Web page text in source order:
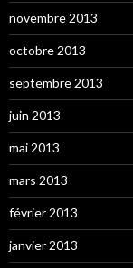
novembre 2013
octobre 2013
septembre 2013
juin 2013
mai 2013
mars 2013
février 2013
janvier 2013